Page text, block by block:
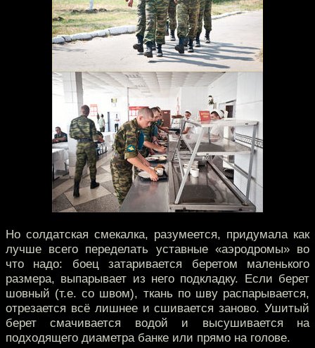
Но солдатская смекалка, разумеется, придумала как
лучше всего переделать уставные «аэродромы» во
что надо: боец затаривается беретом маленького
размера, выпарывает из него подкладку. Если берет
шовный (т.е. со швом), ткань по шву распарывается,
отрезается всё лишнее и сшивается заново. Ушитый
берет смачивается водой и высушивается на
подходящего диаметра банке или прямо на голове.